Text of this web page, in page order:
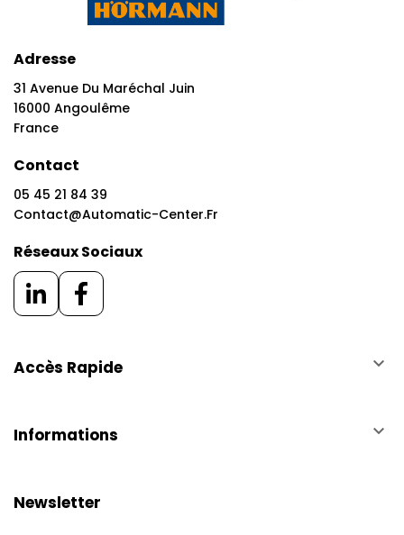
Adresse
31 Avenue Du Maréchal Juin
16000 Angoulême
France
Contact
05 45 21 84 39
Contact@automatic-Center.fr
Réseaux Sociaux
Accès Rapide keyboard_arrow_down
Informations keyboard_arrow_down
Newsletter